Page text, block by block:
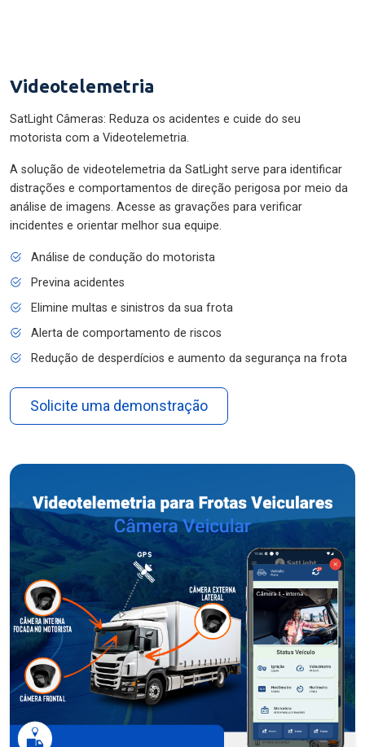
Videotelemetria
SatLight Câmeras: Reduza os acidentes e cuide do seu
motorista com a Videotelemetria.
A solução de videotelemetria da SatLight serve para identificar
distrações e comportamentos de direção perigosa por meio da
análise de imagens. Acesse as gravações para verificar
incidentes e orientar melhor sua equipe.
Análise de condução do motorista
Previna acidentes
Elimine multas e sinistros da sua frota
Alerta de comportamento de riscos
Redução de desperdícios e aumento da segurança na frota
Solicite uma demonstração